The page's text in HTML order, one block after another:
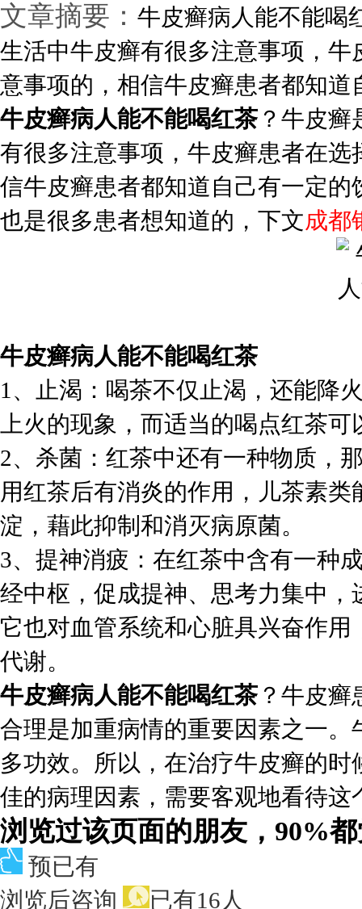
文章摘要： 牛皮癣病人能不能喝
生活中牛皮癣有很多注意事项，
意事项的，相信牛皮癣患者都知道
牛皮癣病人能不能喝红茶 ？牛皮
有很多注意事项，牛皮癣患者在
信牛皮癣患者都知道自己有一定
也是很多患者想知道的，下文成都
牛皮癣病人能不能喝红茶
1、止渴：喝茶不仅止渴，还能降
上火的现象，而适当的喝点红茶
2、杀菌：红茶中还有一种物质，
用红茶后有消炎的作用，儿茶素
淀，藉此抑制和消灭病原菌。
3、提神消疲：在红茶中含有一种
经中枢，促成提神、思考力集中
它也对血管系统和心脏具兴奋作
代谢。
牛皮癣病人能不能喝红茶 ？牛皮
合理是加重病情的重要因素之一
多功效。所以，在治疗牛皮癣的
佳的病理因素，需要客观地看待这
浏览过该页面的朋友，90%
预已有
浏览后咨询
已有16人